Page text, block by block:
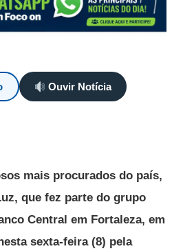
Ouvir Notícia
mais procurados do país,
que fez parte do grupo
Central em Fortaleza, em
sexta-feira (8) pela